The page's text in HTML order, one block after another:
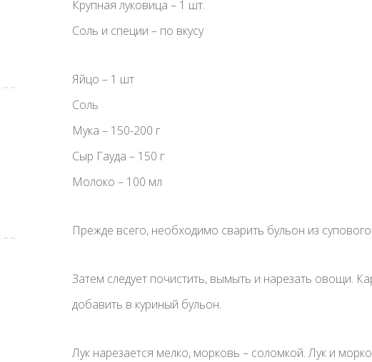
Крупная луковица – 1 шт.
Соль и специи – по вкусу
Яйцо – 1 шт
Соль
Мука – 150-200 г
Сыр Гауда – 150 г
Молоко – 100 мл
Прежде всего, необходимо сварить бульон из
Затем следует почистить, вымыть и нарезать овощи.
добавить в куриный бульон.
Лук нарезается мелко, морковь – соломкой. Лук и